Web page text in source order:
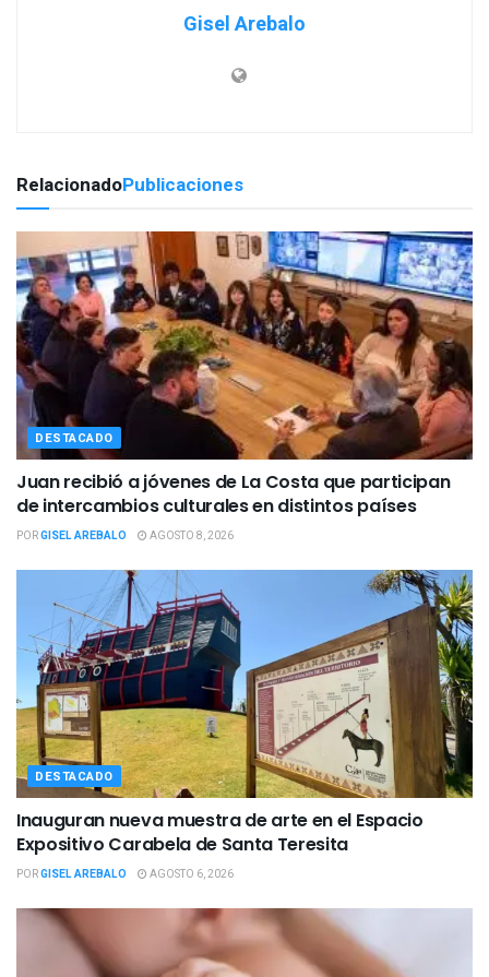
Gisel Arebalo
RelacionadoPublicaciones
DESTACADO
Juan recibió a jóvenes de La Costa que participan
de intercambios culturales en distintos países
PORGISEL AREBALO AGOSTO 8, 2026
DESTACADO
Inauguran nueva muestra de arte en el Espacio
Expositivo Carabela de Santa Teresita
PORGISEL AREBALO AGOSTO 6, 2026